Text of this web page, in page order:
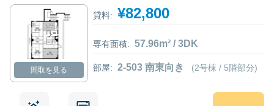
間取を見る
貸料: ¥82,800
専有面積: 57.96m² / 3DK
部屋: 2-503 南東向き (2号棟 / 5階部分)